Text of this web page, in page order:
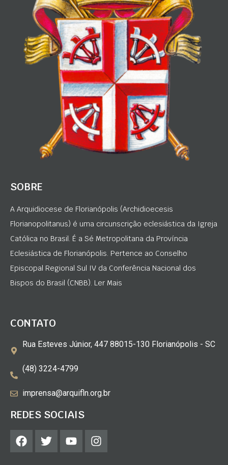
SOBRE
A Arquidiocese de Florianópolis (Archidioecesis
Florianopolitanus) é uma circunscrição eclesiástica da Igreja
Católica no Brasil. É a Sé Metropolitana da Província
Eclesiástica de Florianópolis. Pertence ao Conselho
Episcopal Regional Sul IV da Conferência Nacional dos
Bispos do Brasil (CNBB). Ler Mais
CONTATO
Rua Esteves Júnior, 447 88015-130 Florianópolis - SC
(48) 3224-4799
imprensa@arquifln.org.br
REDES SOCIAIS